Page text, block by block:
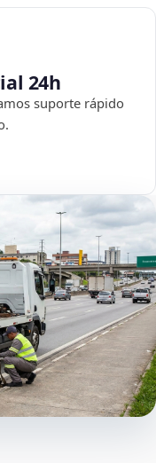
24h
suporte rápido